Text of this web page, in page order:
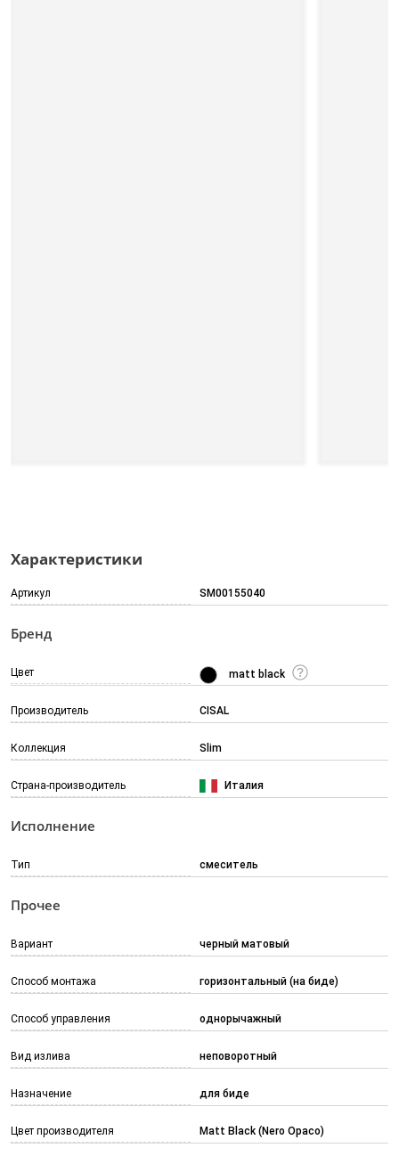
Характеристики
Артикул SM00155040
Бренд
Цвет matt black
Производитель CISAL
Коллекция Slim
Страна-производитель Италия
Исполнение
Тип смеситель
Прочее
Вариант черный матовый
Способ монтажа горизонтальный (на биде)
Способ управления однорычажный
Вид излива неповоротный
Назначение для биде
Цвет производителя Matt Black (Nero Opaco)